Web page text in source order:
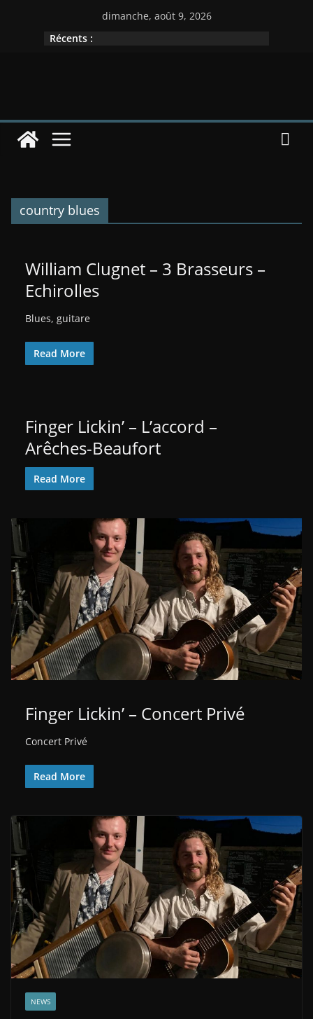
dimanche, août 9, 2026
Récents :
country blues
William Clugnet – 3 Brasseurs –
Echirolles
Blues, guitare
Read More
Finger Lickin’ – L’accord –
Arêches-Beaufort
Read More
Finger Lickin’ – Concert Privé
Concert Privé
Read More
NEWS